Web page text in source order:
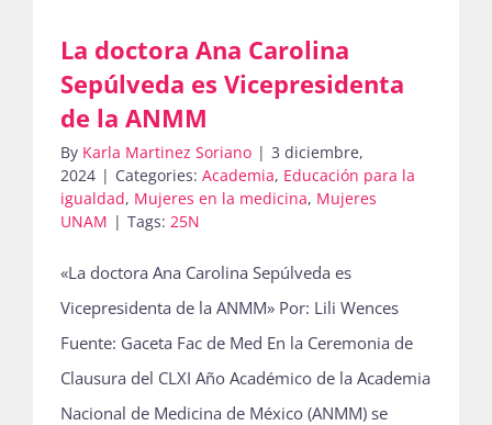
La doctora Ana Carolina
Sepúlveda es Vicepresidenta
de la ANMM
By Karla Martinez Soriano | 3 diciembre,
2024 | Categories: Academia, Educación para la
igualdad, Mujeres en la medicina, Mujeres
UNAM | Tags: 25N
«La doctora Ana Carolina Sepúlveda es
Vicepresidenta de la ANMM» Por: Lili Wences
Fuente: Gaceta Fac de Med En la Ceremonia de
Clausura del CLXI Año Académico de la Academia
Nacional de Medicina de México (ANMM) se